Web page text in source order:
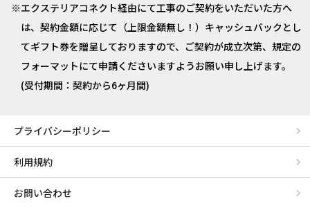
エクステリアコネクト経由にて工事のご契約をいただいた方へ
は、契約金額に応じて（上限金額無し！）キャッシュバックとし
てギフト券を贈呈しておりますので、ご契約が成立次第、規定の
フォーマットにて申請くださいますようお願い申し上げます。
(受付期間：契約から6ヶ月間)
プライバシーポリシー
利用規約
お問い合わせ